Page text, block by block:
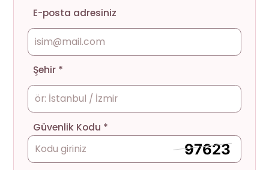
E-posta adresiniz
Şehir *
Güvenlik Kodu *